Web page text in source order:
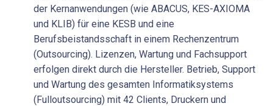
der Kernanwendungen (wie ABACUS, KES-AXIOMA
und KLIB) für eine KESB und eine
Berufsbeistandsschaft in einem Rechenzentrum
(Outsourcing). Lizenzen, Wartung und Fachsupport
erfolgen direkt durch die Hersteller. Betrieb, Support
und Wartung des gesamten Informatiksystems
(Fulloutsourcing) mit 42 Clients, Druckern und